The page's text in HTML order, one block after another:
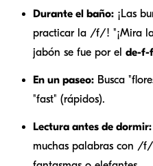
Durante el baño: ¡Las
practicar la /f/! "¡Mira
jabón se fue por el de-f-
En un paseo: Busca
"fast" (rápidos).
Lectura antes de dormir:
muchas palabras con /